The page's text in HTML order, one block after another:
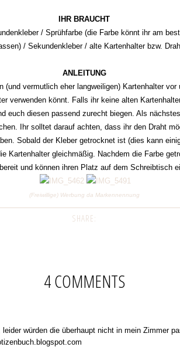
IHR BRAUCHT
/ Sprühfarbe (die Farbe könnt ihr am
/ Sekundenkleber / alte Kartenhalter bzw.
ANLEITUNG
(und vermutlich eher langweiligen) Kartenhalter
verwenden könnt. Falls ihr keine alten
euch diesen passend zurecht biegen. Als
Ihr solltet darauf achten, dass ihr den Draht
Sobald der Kleber getrocknet ist (dies kann
Kartenhalter gleichmäßig. Nachdem die Farbe
und können ihren Platz auf dem Schreibtisch
(Freiwillige) Werbung da Markennennung
SHARE:
4 COMMENTS
würden die überhaupt nicht in mein Zimmer